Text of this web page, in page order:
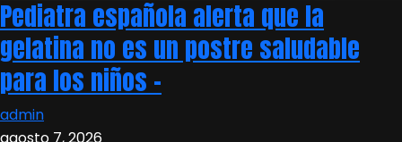
Pediatra española alerta que la
gelatina no es un postre saludable
para los niños –
admin